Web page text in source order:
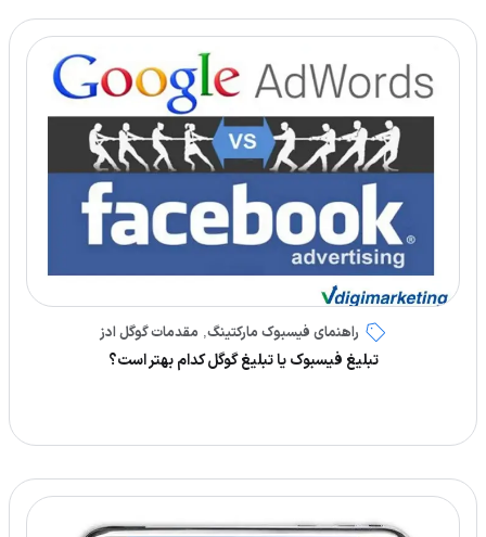
راهنمای فیسبوک مارکتینگ, مقدمات گوگل ادز
تبلیغ فیسبوک یا تبلیغ گوگل کدام بهتر است؟